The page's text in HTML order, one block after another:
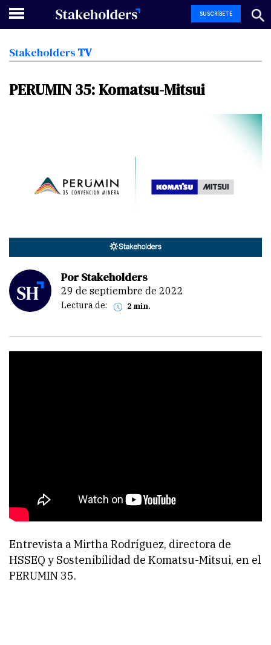
SUSCRÍBETE
Stakeholders TV
PERUMIN 35:Komatsu-Mitsui
Por Stakeholders
29 de septiembre de 2022
Lectura de: 2 min.
Entrevista a Mirtha Rodríguez, directora de
HSSEQ y Sostenibilidad de Komatsu-Mitsui, en el
PERUMIN 35.